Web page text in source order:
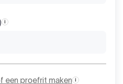
Slottermijn
een proefrit maken